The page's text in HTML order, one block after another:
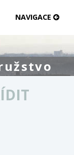
NAVIGACE